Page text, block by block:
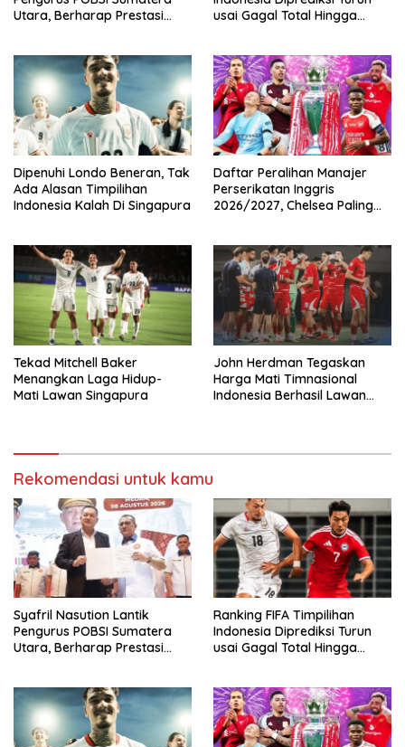
Utara, Berharap Prestasi
usai Gagal Total Hingga
Dipenuhi Londo Beneran, Tak
Ada Alasan Timpilihan
Indonesia Kalah Di Singapura
Daftar Peralihan Manajer
Perserikatan Inggris
2026/2027, Chelsea Paling
Tekad Mitchell Baker
Menangkan Laga Hidup-
Mati Lawan Singapura
John Herdman Tegaskan
Harga Mati Timnasional
Indonesia Berhasil Lawan
Rekomendasi untuk kamu
Syafril Nasution Lantik
Pengurus POBSI Sumatera
Utara, Berharap Prestasi
Ranking FIFA Timpilihan
Indonesia Diprediksi Turun
usai Gagal Total Hingga